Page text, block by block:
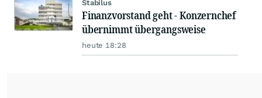
Stabilus
Finanzvorstand geht - Konzernchef
übernimmt übergangsweise
heute 18:28